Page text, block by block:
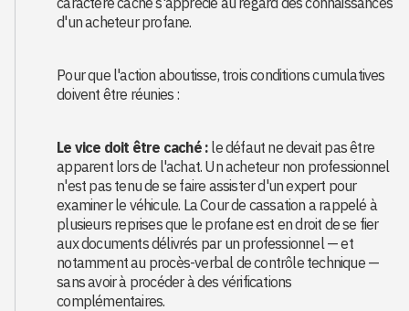
d'un acheteur profane.
Pour que l'action aboutisse, trois conditions cumulatives
doivent être réunies :
Le vice doit être caché : le défaut ne devait pas être
apparent lors de l'achat. Un acheteur non professionnel
n'est pas tenu de se faire assister d'un expert pour
examiner le véhicule. La Cour de cassation a rappelé à
plusieurs reprises que le profane est en droit de se fier
aux documents délivrés par un professionnel — et
notamment au procès-verbal de contrôle technique —
sans avoir à procéder à des vérifications
complémentaires.